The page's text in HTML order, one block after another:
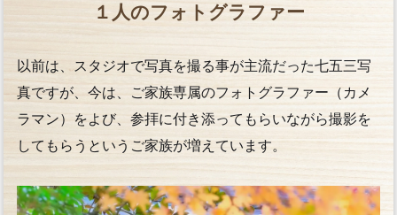
１人のフォトグラファー
以前は、スタジオで写真を撮る事が主流だった七五三写
真ですが、今は、ご家族専属のフォトグラファー（カメ
ラマン）をよび、参拝に付き添ってもらいながら撮影を
してもらうというご家族が増えています。